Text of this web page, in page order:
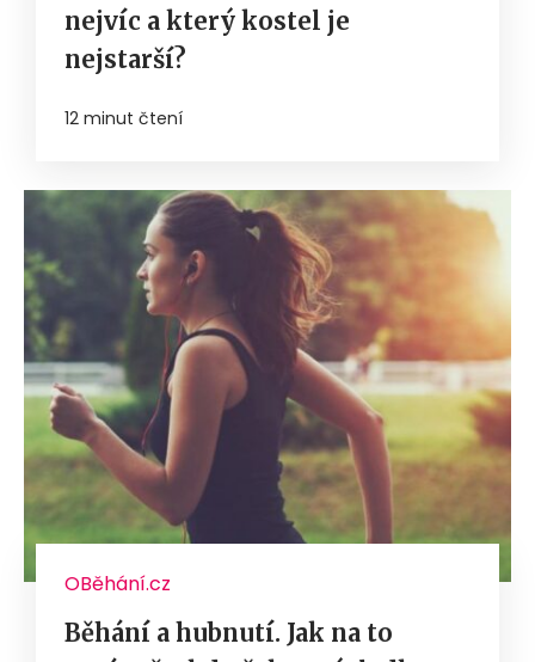
nejvíc a který kostel je
nejstarší?
12 minut čtení
OBěhání.cz
Běhání a hubnutí. Jak na to